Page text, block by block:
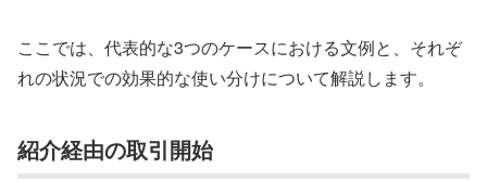
ここでは、代表的な3つのケースにおける文例と、それぞ
れの状況での効果的な使い分けについて解説します。
紹介経由の取引開始